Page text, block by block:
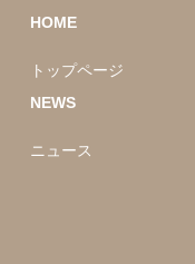
HOME
トップページ
NEWS
ニュース